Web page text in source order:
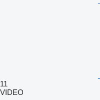
11
VIDEO